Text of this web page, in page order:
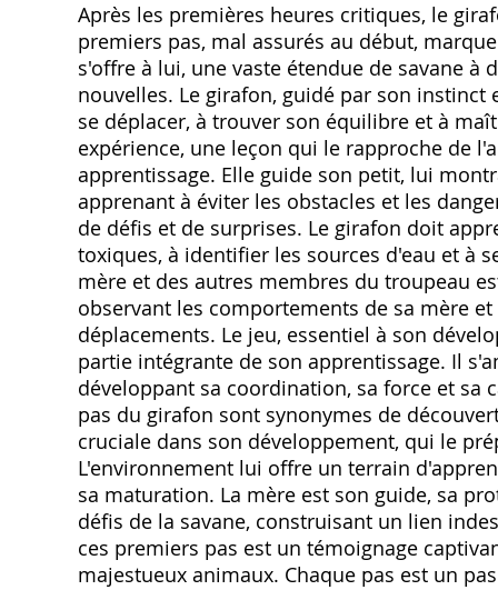
Après les premières heures critiques, le
premiers pas, mal assurés au début,
s'offre à lui, une vaste étendue de savane à
nouvelles. Le girafon, guidé par son
se déplacer, à trouver son équilibre et à
expérience, une leçon qui le rapproche de
apprentissage. Elle guide son petit, lui
apprenant à éviter les obstacles et les
de défis et de surprises. Le girafon doit
toxiques, à identifier les sources d'eau et à
mère et des autres membres du troupeau
observant les comportements de sa mère
déplacements. Le jeu, essentiel à son
partie intégrante de son apprentissage. Il
développant sa coordination, sa force et sa
pas du girafon sont synonymes de
cruciale dans son développement, qui le
L'environnement lui offre un terrain
sa maturation. La mère est son guide, sa
défis de la savane, construisant un lien
ces premiers pas est un témoignage
majestueux animaux. Chaque pas est un